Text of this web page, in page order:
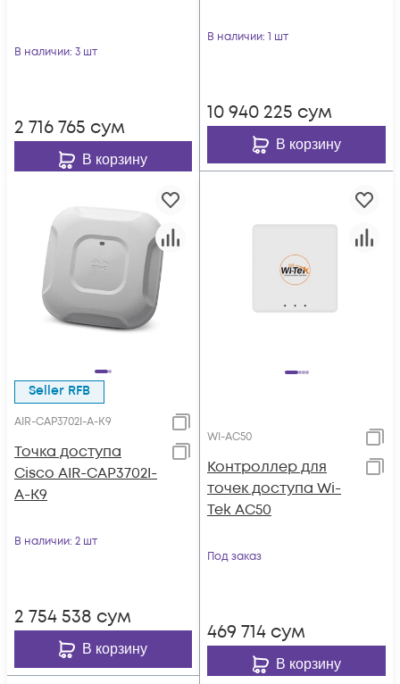
В наличии: 3 шт
2 716 765 сум
В корзину
В наличии: 1 шт
10 940 225 сум
В корзину
Seller RFB
AIR-CAP3702I-A-K9
Точка доступа
Cisco AIR-CAP3702I-
A-K9
В наличии: 2 шт
2 754 538 сум
В корзину
WI-AC50
Контроллер для
точек доступа Wi-
Tek AC50
Под заказ
469 714 сум
В корзину